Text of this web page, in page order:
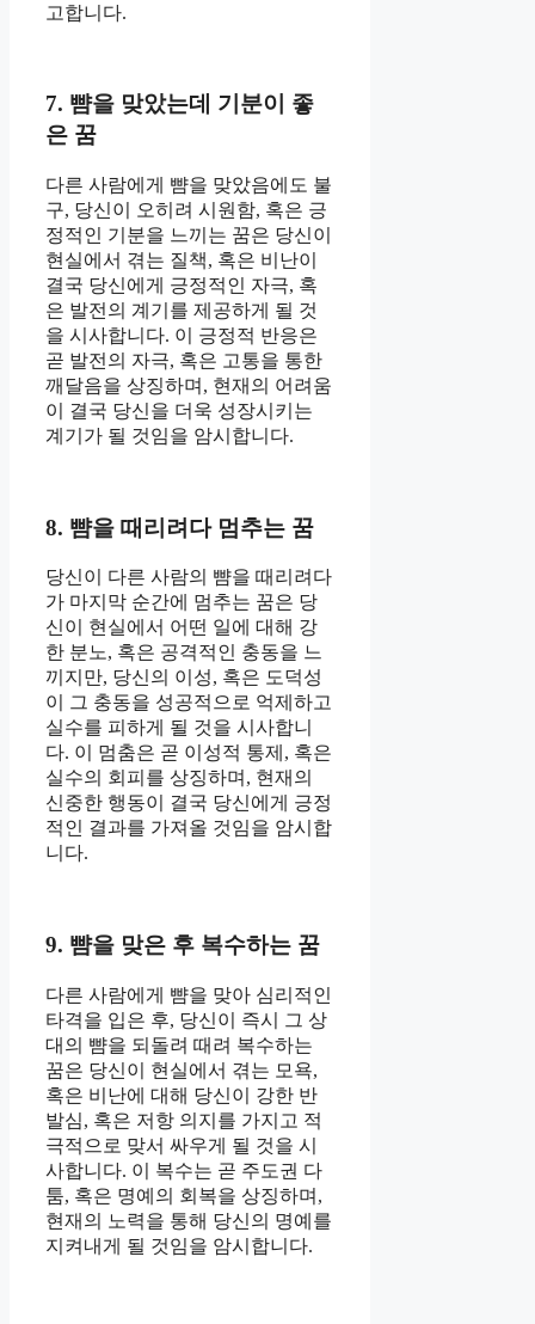
고합니다.
7. 뺨을 맞았는데 기분이 좋
은 꿈
다른 사람에게 뺨을 맞았음에도 불
구, 당신이 오히려 시원함, 혹은 긍
정적인 기분을 느끼는 꿈은 당신이
현실에서 겪는 질책, 혹은 비난이
결국 당신에게 긍정적인 자극, 혹
은 발전의 계기를 제공하게 될 것
을 시사합니다. 이 긍정적 반응은
곧 발전의 자극, 혹은 고통을 통한
깨달음을 상징하며, 현재의 어려움
이 결국 당신을 더욱 성장시키는
계기가 될 것임을 암시합니다.
8. 뺨을 때리려다 멈추는 꿈
당신이 다른 사람의 뺨을 때리려다
가 마지막 순간에 멈추는 꿈은 당
신이 현실에서 어떤 일에 대해 강
한 분노, 혹은 공격적인 충동을 느
끼지만, 당신의 이성, 혹은 도덕성
이 그 충동을 성공적으로 억제하고
실수를 피하게 될 것을 시사합니
다. 이 멈춤은 곧 이성적 통제, 혹은
실수의 회피를 상징하며, 현재의
신중한 행동이 결국 당신에게 긍정
적인 결과를 가져올 것임을 암시합
니다.
9. 뺨을 맞은 후 복수하는 꿈
다른 사람에게 뺨을 맞아 심리적인
타격을 입은 후, 당신이 즉시 그 상
대의 뺨을 되돌려 때려 복수하는
꿈은 당신이 현실에서 겪는 모욕,
혹은 비난에 대해 당신이 강한 반
발심, 혹은 저항 의지를 가지고 적
극적으로 맞서 싸우게 될 것을 시
사합니다. 이 복수는 곧 주도권 다
툼, 혹은 명예의 회복을 상징하며,
현재의 노력을 통해 당신의 명예를
지켜내게 될 것임을 암시합니다.